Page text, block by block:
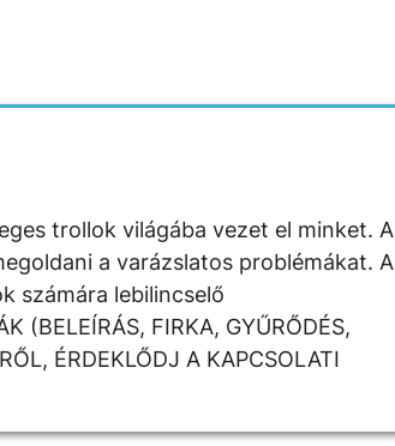
trollok világába vezet el minket. A
a varázslatos problémákat. A
számára lebilincselő
(BELEÍRÁS, FIRKA, GYŰRŐDÉS,
ÉRDEKLŐDJ A KAPCSOLATI